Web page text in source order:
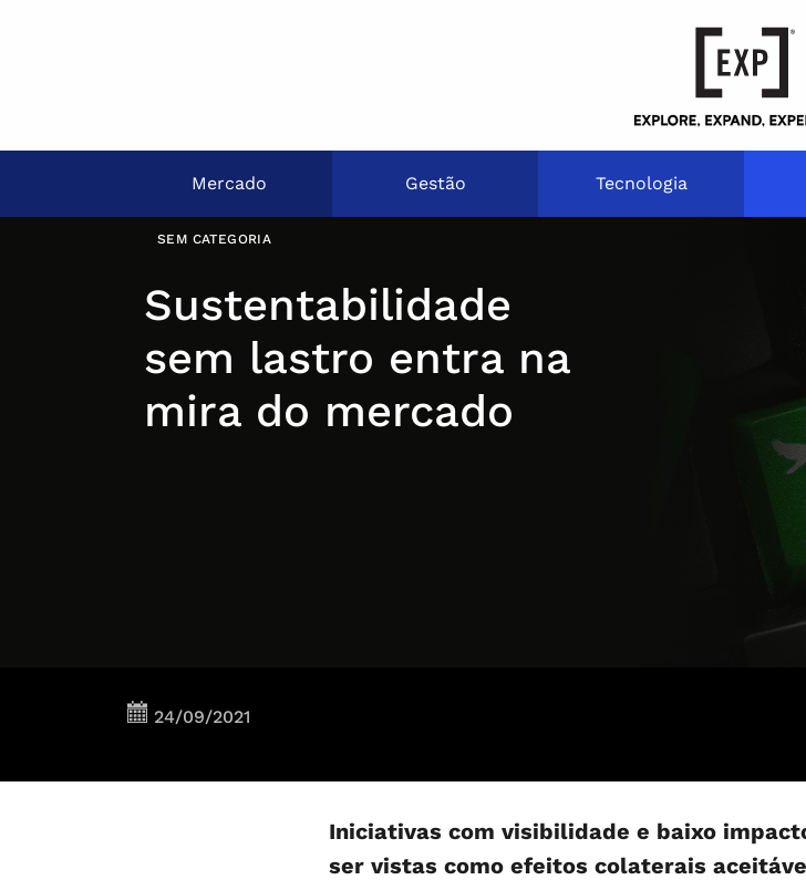
Mercado Gestão Tecnologia
SEM CATEGORIA
Sustentabilidade
sem lastro entra na
mira do mercado
24/09/2021
Iniciativas com visibilidade e baixo
ser vistas como efeitos colaterais